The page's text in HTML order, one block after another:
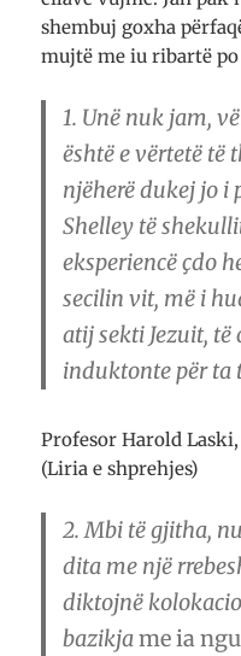
shembuj goxha
mujtë me iu ribartë po
1. Unë nuk jam,
është e vërtetë të
njëherë dukej jo i
Shelley të
eksperiencë çdo
secilin vit, më i
atij sekti Jezuit, të
induktonte për ta
Profesor Harold Laski,
(Liria e shprehjes)
2.Mbi të gjitha,
dita me një
diktojnë
bazikjame ia